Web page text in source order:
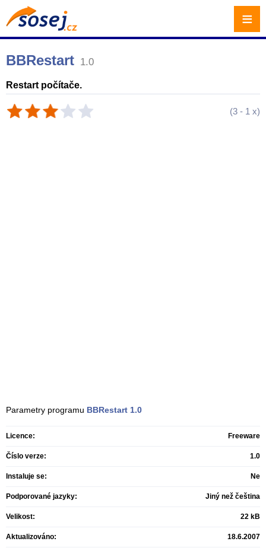
BBRestart 1.0
Restart počítače.
(3 - 1 x)
Parametry programu BBRestart 1.0
Licence: Freeware
Číslo verze: 1.0
Instaluje se: Ne
Podporované jazyky: Jiný než čeština
Velikost: 22 kB
Aktualizováno: 18.6.2007
≡